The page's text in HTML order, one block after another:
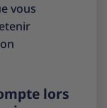
vous
lors